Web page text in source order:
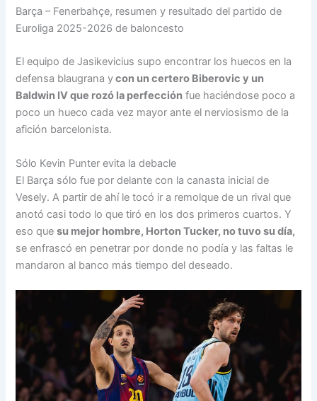
Barça – Fenerbahçe, resumen y resultado del partido de
Euroliga 2025-2026 de baloncesto
El equipo de Jasikevicius supo encontrar los huecos en la
defensa blaugrana ycon un certero Biberovic y un
Baldwin IV que rozó la perfección fue haciéndose poco a
poco un hueco cada vez mayor ante el nerviosismo de la
afición barcelonista.
Sólo Kevin Punter evita la debacle
El Barça sólo fue por delante con la canasta inicial de
Vesely. A partir de ahí le tocó ir a remolque de un rival que
anotó casi todo lo que tiró en los dos primeros cuartos. Y
eso quesu mejor hombre, Horton Tucker, no tuvo su día,
se enfrascó en penetrar por donde no podía y las faltas le
mandaron al banco más tiempo del deseado.